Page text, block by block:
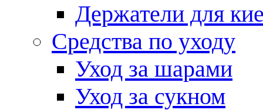
Держатели для
Средства по уходу
Уход за шарами
Уход за сукном